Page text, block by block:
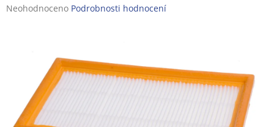
Průměrné
hvězdiček.
Neohodnoceno Podrobnosti hodnocení